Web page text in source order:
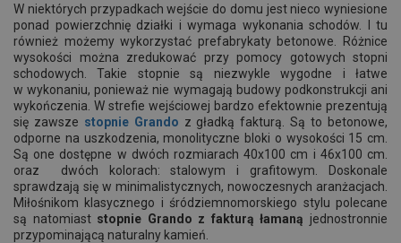
W niektórych przypadkach wejście do domu jest nieco wyniesione
ponad powierzchnię działki i wymaga wykonania schodów. I tu
również możemy wykorzystać prefabrykaty betonowe. Różnice
wysokości można zredukować przy pomocy gotowych stopni
schodowych. Takie stopnie są niezwykle wygodne i łatwe
w wykonaniu, ponieważ nie wymagają budowy podkonstrukcji ani
wykończenia. W strefie wejściowej bardzo efektownie prezentują
się zawsze stopnie Grando z gładką fakturą. Są to betonowe,
odporne na uszkodzenia, monolityczne bloki o wysokości 15 cm.
Są one dostępne w dwóch rozmiarach 40x100 cm i 46x100 cm.
oraz dwóch kolorach: stalowym i grafitowym. Doskonale
sprawdzają się w minimalistycznych, nowoczesnych aranżacjach.
Miłośnikom klasycznego i śródziemnomorskiego stylu polecane
są natomiaststopnie Grando z fakturą łamaną jednostronnie
przypominającą naturalny kamień.